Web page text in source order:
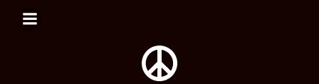
содержимому